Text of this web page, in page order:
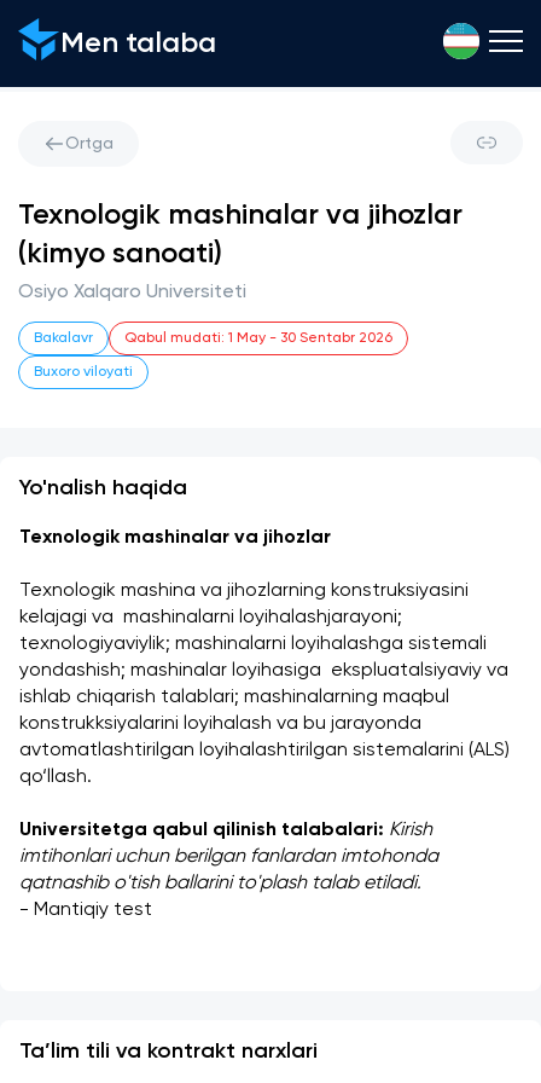
Men talaba
Ortga
Texnologik mashinalar va jihozlar
(kimyo sanoati)
Osiyo Xalqaro Universiteti
Bakalavr Qabul mudati: 1 May - 30 Sentabr 2026
Buxoro viloyati
Yo'nalish haqida
Texnologik mashinalar va jihozlar
Texnologik mashina va jihozlarning konstruksiyasini
kelajagi va  mashinalarni loyihalashjarayoni;
texnologiyaviylik; mashinalarni loyihalashga sistemali
yondashish; mashinalar loyihasiga  ekspluatalsiyaviy va
ishlab chiqarish talablari; mashinalarning maqbul
konstrukksiyalarini loyihalash va bu jarayonda
avtomatlashtirilgan loyihalashtirilgan sistemalarini (ALS)
qo‘llash.
Universitetga qabul qilinish talabalari: Kirish
imtihonlari uchun berilgan fanlardan imtohonda
qatnashib o'tish ballarini to'plash talab etiladi.
- Mantiqiy test
Ta’lim tili va kontrakt narxlari